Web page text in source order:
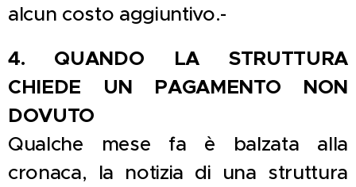
alcun costo aggiuntivo.-
4. QUANDO LA STRUTTURA
CHIEDE UN PAGAMENTO NON
DOVUTO
Qualche mese fa è balzata alla
cronaca, la notizia di una struttura